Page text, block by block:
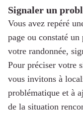
Signaler un
Vous avez repéré
page ou constaté
votre randonnée,
Pour préciser votre
vous invitons à
problématique et à
de la situation